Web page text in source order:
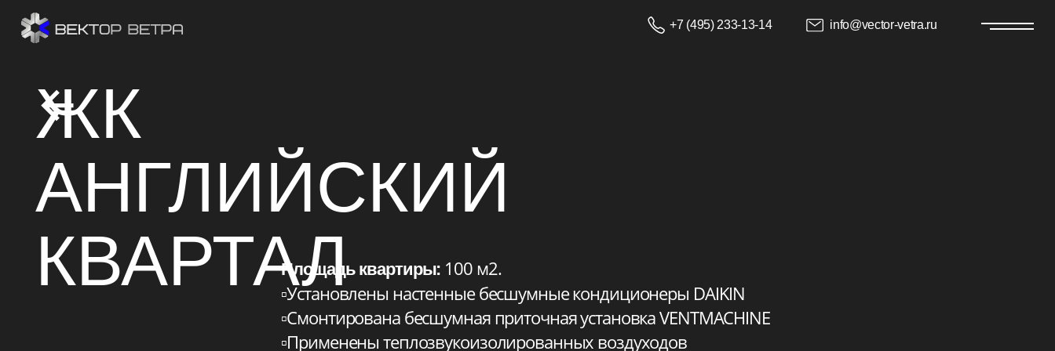
info@vector-vetra.ru
+7 (495) 233-13-14
ЖК
АНГЛИЙСКИЙ
КВАРТАЛПлощадь квартиры:
▫️Установлены настенные бесшумные кондиционеры DAIKIN
▫️Смонтирована бесшумная приточная установка VENTMACHINE
▫️Применены теплозвукоизолированных воздуходов
▫️Установлены щелевые вентиляционные решетки